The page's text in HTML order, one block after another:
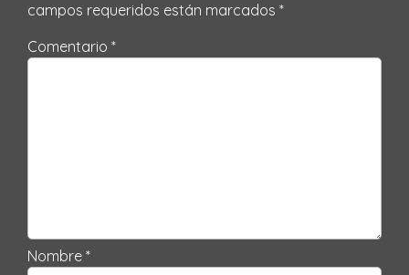
campos requeridos están marcados *
Comentario *
Nombre *